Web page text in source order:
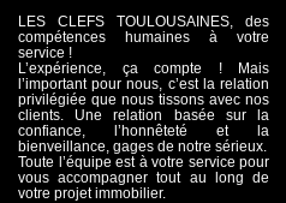
LES CLEFS TOULOUSAINES, des
compétences humaines à votre
service !
L’expérience, ça compte ! Mais
l’important pour nous, c’est la relation
privilégiée que nous tissons avec nos
clients. Une relation basée sur la
confiance, l’honnêteté et la
bienveillance, gages de notre sérieux.
Toute l’équipe est à votre service pour
vous accompagner tout au long de
votre projet immobilier.